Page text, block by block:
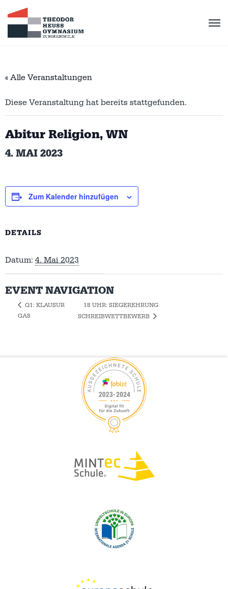
« Alle Veranstaltungen
Diese Veranstaltung hat bereits stattgefunden.
Abitur Religion, WN
4. MAI 2023
Zum Kalender hinzufügen
DETAILS
Datum: 4. Mai 2023
EVENT NAVIGATION
Q1: KLAUSUR
GA8
18 UHR: SIEGEREHRUNG
SCHREIBWETTBEWERB